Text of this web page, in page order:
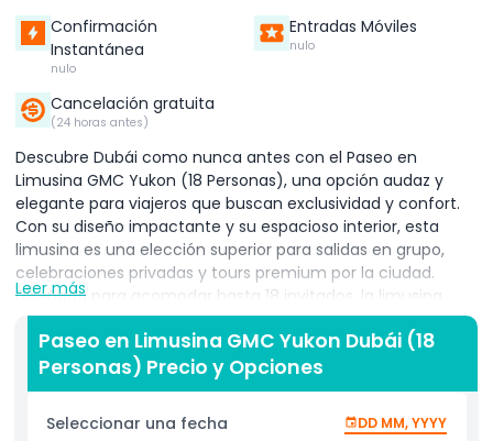
Confirmación
Instantánea
nulo
Entradas Móviles
nulo
Cancelación gratuita
(24 horas antes)
Descubre Dubái como nunca antes con el Paseo en
Limusina GMC Yukon (18 Personas), una opción audaz y
elegante para viajeros que buscan exclusividad y confort.
Con su diseño impactante y su espacioso interior, esta
limusina es una elección superior para salidas en grupo,
celebraciones privadas y tours premium por la ciudad.
Diseñada para acomodar hasta 18 invitados, la limusina
GMC Yukon cuenta con una cabina refinada con asientos
envolventes, iluminación ambiental, ventanas tintadas
para privacidad y sistemas audiovisuales premium. Ya sea
que estés paseando por Sheikh Zayed Road, dirigiéndote a
The Pointe en Palm Jumeirah o explorando el encanto
cultural de Al Seef o Souk Madinat Jumeirah, este vehículo
Leer más
Paseo en Limusina GMC Yukon Dubái (18
Personas) Precio y Opciones
Seleccionar una fecha DD MM, YYYY